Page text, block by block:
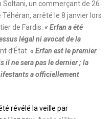
Soltani, un commerçant de 26
Téhéran, arrêté le 8 janvier lors
de Fardis. « Erfan a été
légal ni avocat de la
d’État. « Erfan est le premier
il ne sera pas le dernier ; la
a officiellement
révélé la veille par